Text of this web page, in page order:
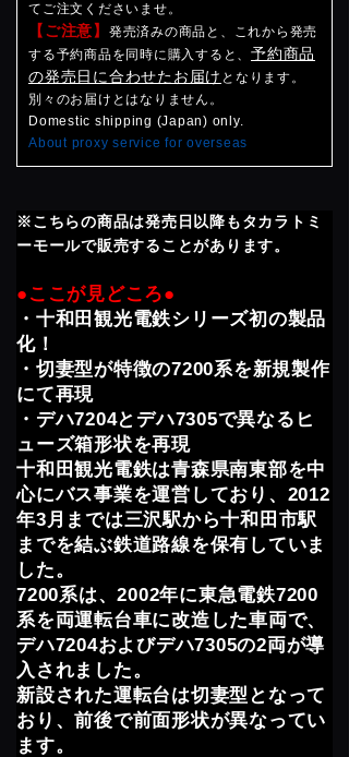
てご注文くださいませ。
【ご注意】 発売済みの商品と、これから発売
する予約商品を同時に購入すると、 予約商品
の発売日に合わせたお届け となります。
別々のお届けとはなりません。
Domestic shipping (Japan) only.
About proxy service for overseas
※こちらの商品は発売日以降もタカラトミ
ーモールで販売することがあります。
●ここが見どころ●
・十和田観光電鉄シリーズ初の製品
化！
・切妻型が特徴の7200系を新規製作
にて再現
・デハ7204とデハ7305で異なるヒ
ューズ箱形状を再現
十和田観光電鉄は青森県南東部を中
心にバス事業を運営しており、2012
年3月までは三沢駅から十和田市駅
までを結ぶ鉄道路線を保有していま
した。
7200系は、2002年に東急電鉄7200
系を両運転台車に改造した車両で、
デハ7204およびデハ7305の2両が導
入されました。
新設された運転台は切妻型となって
おり、前後で前面形状が異なってい
ます。